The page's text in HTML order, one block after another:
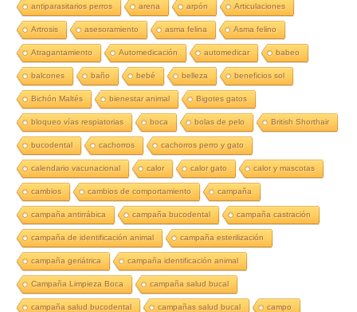
antiparasitarios perros arena arpón Articulaciones
Artrosis asesoramiento asma felina Asma felino
Atragantamiento Automedicación automedicar babeo
balcones baño bebé belleza beneficios sol
Bichón Maltés bienestar animal Bigotes gatos
bloqueo vías respiatorias boca bolas de pelo British Shorthair
bucodental cachorros cachorros perro y gato
calendario vacunacional calor calor gato calor y mascotas
cambios cambios de comportamiento campaña
campaña antirrábica campaña bucodental campaña castración
campaña de identificación animal campaña esterilización
campaña geriátrica campaña identificación animal
Campaña Limpieza Boca campaña salud bucal
campaña salud bucodental campañas salud bucal campo